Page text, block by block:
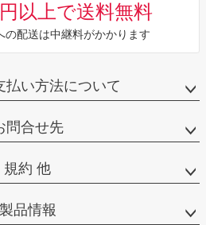
以上で送料無料
配送は中継料がかかります
払い方法について
問合せ先
規約 他
製品情報